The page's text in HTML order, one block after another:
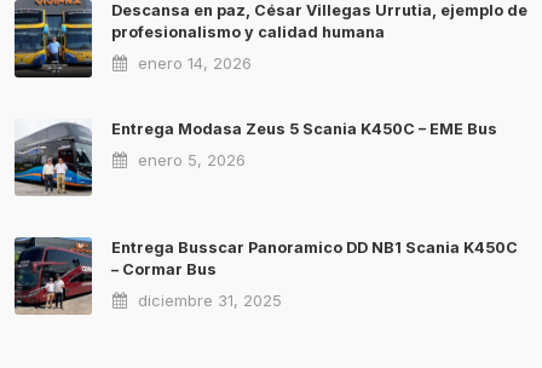
Descansa en paz, César Villegas Urrutia, ejemplo de
profesionalismo y calidad humana
enero 14, 2026
Entrega Modasa Zeus 5 Scania K450C – EME Bus
enero 5, 2026
Entrega Busscar Panoramico DD NB1 Scania K450C
– Cormar Bus
diciembre 31, 2025